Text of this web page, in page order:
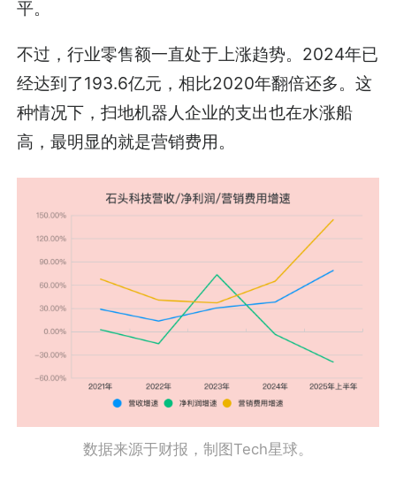
平。
不过，行业零售额一直处于上涨趋势。2024年已
经达到了193.6亿元，相比2020年翻倍还多。这
种情况下，扫地机器人企业的支出也在水涨船
高，最明显的就是营销费用。
数据来源于财报，制图Tech星球。